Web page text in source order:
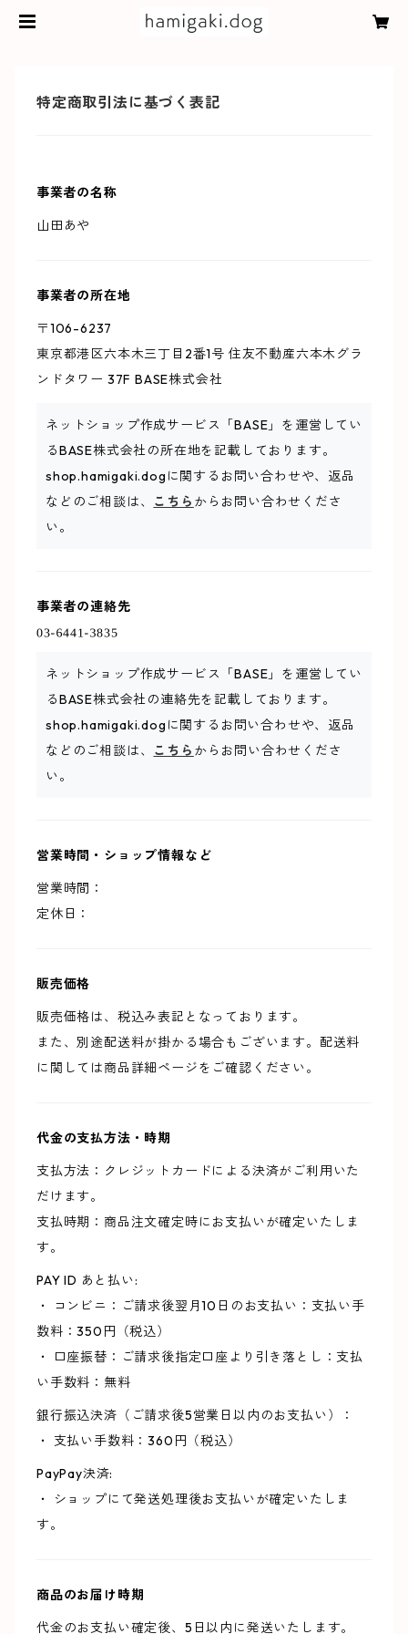
特定商取引法に基づく表記
事業者の名称
山田あや
事業者の所在地
〒106-6237
東京都港区六本木三丁目2番1号 住友不動産六本木グラ
ンドタワー 37F BASE株式会社
ネットショップ作成サービス「BASE」を運営してい
るBASE株式会社の所在地を記載しております。
shop.hamigaki.dogに関するお問い合わせや、返品
などのご相談は、 こちら からお問い合わせくださ
い。
事業者の連絡先
ネットショップ作成サービス「BASE」を運営してい
るBASE株式会社の連絡先を記載しております。
shop.hamigaki.dogに関するお問い合わせや、返品
などのご相談は、 こちら からお問い合わせくださ
い。
営業時間・ショップ情報など
営業時間：
定休日：
販売価格
販売価格は、税込み表記となっております。
また、別途配送料が掛かる場合もございます。配送料
に関しては商品詳細ページをご確認ください。
代金の支払方法・時期
支払方法：クレジットカードによる決済がご利用いた
だけます。
支払時期：商品注文確定時にお支払いが確定いたしま
す。
PAY ID あと払い:
・ コンビニ：ご請求後翌月10日のお支払い：支払い手
数料：350円（税込）
・ 口座振替：ご請求後指定口座より引き落とし：支払
い手数料：無料
銀行振込決済（ご請求後5営業日以内のお支払い）：
・ 支払い手数料：360円（税込）
PayPay決済:
・ ショップにて発送処理後お支払いが確定いたしま
す。
商品のお届け時期
代金のお支払い確定後、5日以内に発送いたします。